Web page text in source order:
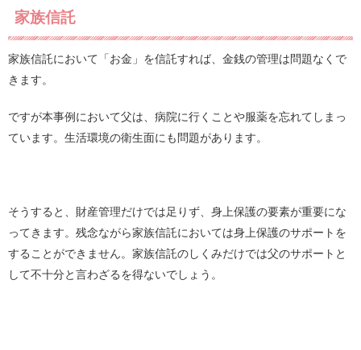
家族信託
家族信託において「お金」を信託すれば、金銭の管理は問題なくで
きます。
ですが本事例において父は、病院に行くことや服薬を忘れてしまっ
ています。生活環境の衛生面にも問題があります。
そうすると、財産管理だけでは足りず、身上保護の要素が重要にな
ってきます。残念ながら家族信託においては身上保護のサポートを
することができません。家族信託のしくみだけでは父のサポートと
して不十分と言わざるを得ないでしょう。